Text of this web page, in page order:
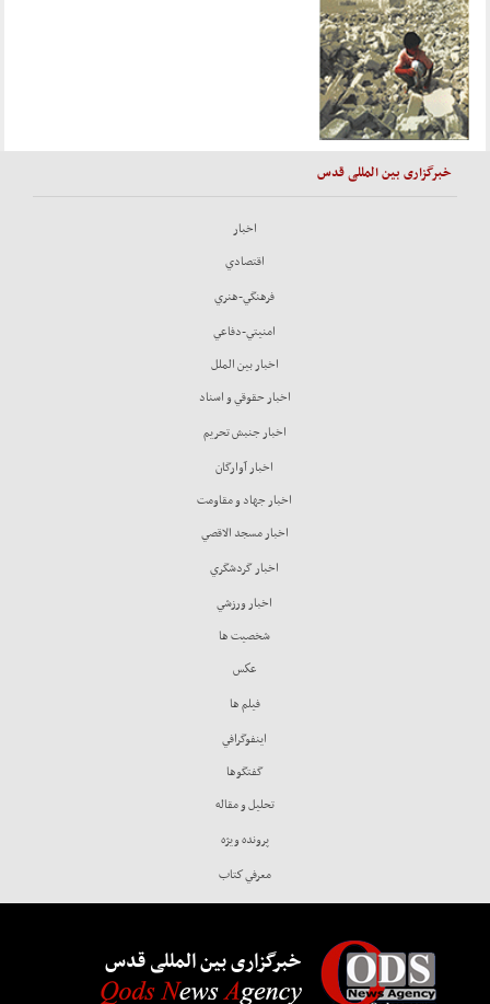
خبرگزاری بین المللی قدس
اخبار
اقتصادي
فرهنگي-هنري
امنيتي-دفاعي
اخبار بين الملل
اخبار حقوقي و اسناد
اخبار جنبش تحريم
اخبار آوارگان
اخبار جهاد و مقاومت
اخبار مسجد الاقصي
اخبار گردشگري
اخبار ورزشي
شخصيت ها
عكس
فيلم ها
اينفوگرافي
گفتگوها
تحليل و مقاله
پرونده ويژه
معرفي كتاب
خبرگزاری بین المللی قدس